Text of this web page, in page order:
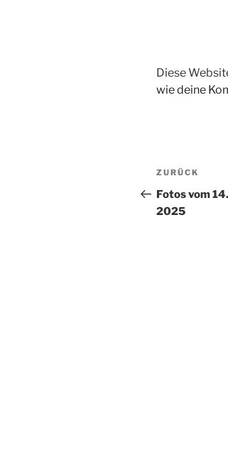
Diese
wie deine
Vorheriger
Beitrag
ZURÜCK
Fotos vom
2025